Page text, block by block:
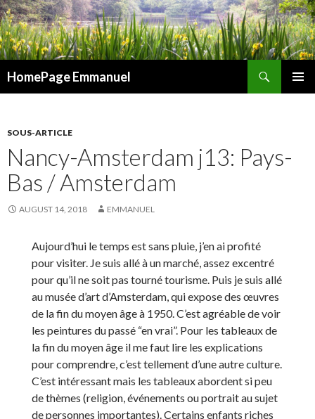
HomePage Emmanuel
SOUS-ARTICLE
Nancy-Amsterdam j13: Pays-
Bas / Amsterdam
AUGUST 14, 2018 EMMANUEL
Aujourd’hui le temps est sans pluie, j’en ai profité
pour visiter. Je suis allé à un marché, assez excentré
pour qu’il ne soit pas tourné tourisme. Puis je suis allé
au musée d’art d’Amsterdam, qui expose des œuvres
de la fin du moyen âge à 1950. C’est agréable de voir
les peintures du passé “en vrai”. Pour les tableaux de
la fin du moyen âge il me faut lire les explications
pour comprendre, c’est tellement d’une autre culture.
C’est intéressant mais les tableaux abordent si peu
de thèmes (religion, événements ou portrait au sujet
de personnes importantes). Certains enfants riches